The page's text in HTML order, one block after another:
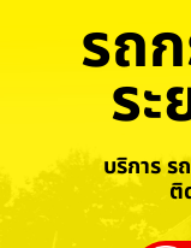
รถก
ร
บริการ ร
ติ